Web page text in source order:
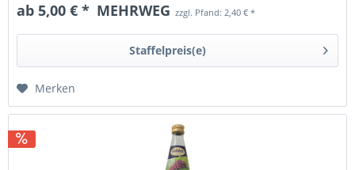
ab 5,00 € * MEHRWEG zzgl. Pfand: 2,40 € *
Staffelpreis(e)
Merken